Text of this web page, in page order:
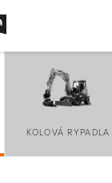
KOLOVÁ RYPADLA